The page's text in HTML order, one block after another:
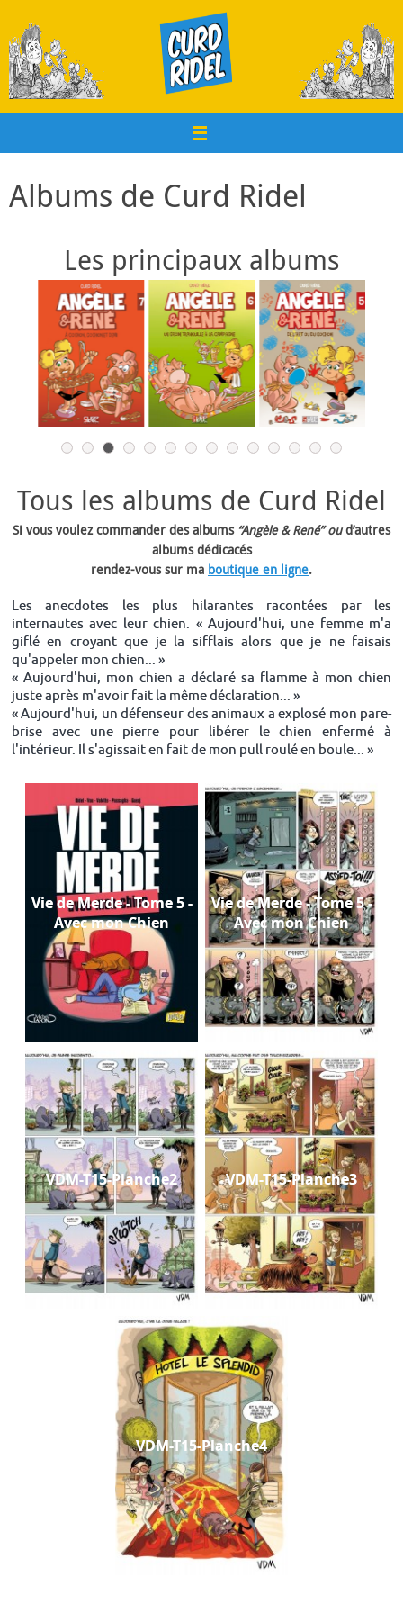
contenu
Albums de Curd Ridel
Les principaux albums
Tous les albums de Curd Ridel
Si vous voulez commander des albums “Angèle & René” oud’autres
albums dédicacés
rendez-vous sur ma boutique en ligne.
Les anecdotes les plus hilarantes racontées par les
internautes avec leur chien. « Aujourd'hui, une femme m'a
giflé en croyant que je la sifflais alors que je ne faisais
qu'appeler mon chien... »
« Aujourd'hui, mon chien a déclaré sa flamme à mon chien
juste après m'avoir fait la même déclaration... »
« Aujourd'hui, un défenseur des animaux a explosé mon pare-
brise avec une pierre pour libérer le chien enfermé à
l'intérieur. Il s'agissait en fait de mon pull roulé en boule... »
Vie de Merde - Tome 5 -
Avec mon Chien
Vie de Merde - Tome 5 -
Avec mon Chien
VDM-T15-Planche2 VDM-T15-Planche3
VDM-T15-Planche4